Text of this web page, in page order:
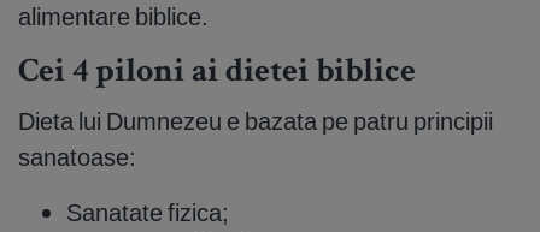
alimentare biblice.
Cei 4 piloni ai dietei biblice
Dieta lui Dumnezeu e bazata pe patru principii
sanatoase:
Sanatate fizica;